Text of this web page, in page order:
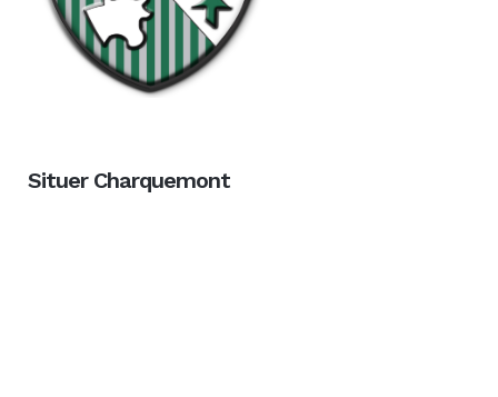
Situer Charquemont